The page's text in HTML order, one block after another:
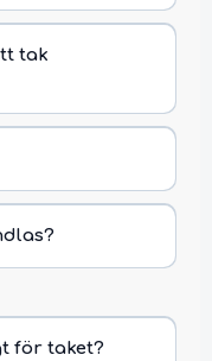
tak
för taket?